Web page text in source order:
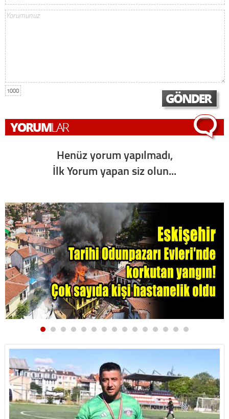
1000
Henüz yorum yapılmadı,
İlk Yorum yapan siz olun...